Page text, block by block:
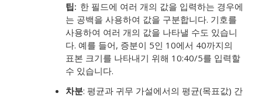
팁 한 필드에 여러 개의 값을 입력하는 경우에
는 공백을 사용하여 값을 구분합니다. 기호를
사용하여 여러 개의 값을 나타낼 수도 있습니
다. 예를 들어, 증분이 5인 10에서 40까지의
표본 크기를 나타내기 위해 10:40/5를 입력할
수 있습니다.
차분: 평균과 귀무 가설에서의 평균(목표값) 간